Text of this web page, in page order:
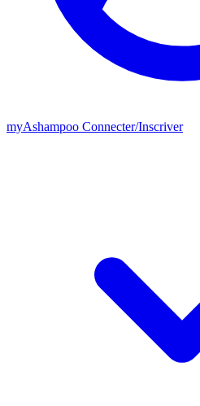
myAshampoo Connecter/Inscriver